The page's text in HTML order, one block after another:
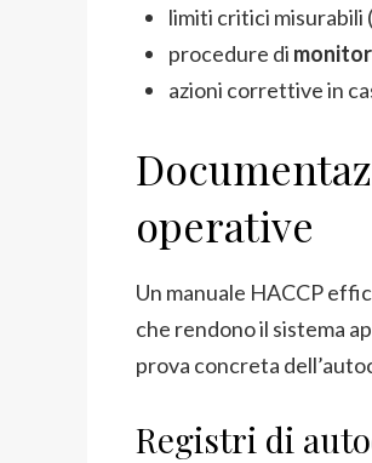
limiti critici misurabili
procedure di
azioni correttive in
operative
Un manuale HACCP
che rendono il sistema
prova concreta
Registri di